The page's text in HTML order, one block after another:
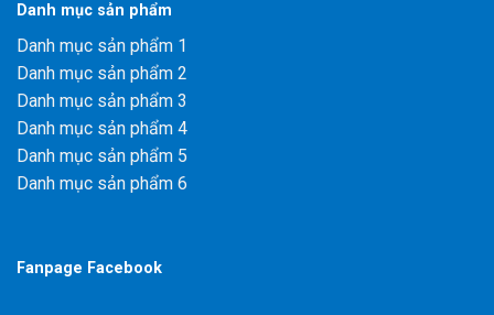
Danh mục sản phẩm
Danh mục sản phẩm 1
Danh mục sản phẩm 2
Danh mục sản phẩm 3
Danh mục sản phẩm 4
Danh mục sản phẩm 5
Danh mục sản phẩm 6
Fanpage Facebook